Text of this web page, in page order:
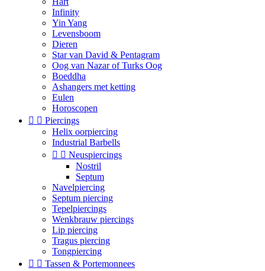
Infinity
Yin Yang
Levensboom
Dieren
Star van David & Pentagram
Oog van Nazar of Turks Oog
Boeddha
Ashangers met ketting
Eulen
Horoscopen
  Piercings
Helix oorpiercing
Industrial Barbells
  Neuspiercings
Nostril
Septum
Navelpiercing
Septum piercing
Tepelpiercings
Wenkbrauw piercings
Lip piercing
Tragus piercing
Tongpiercing
  Tassen & Portemonnees